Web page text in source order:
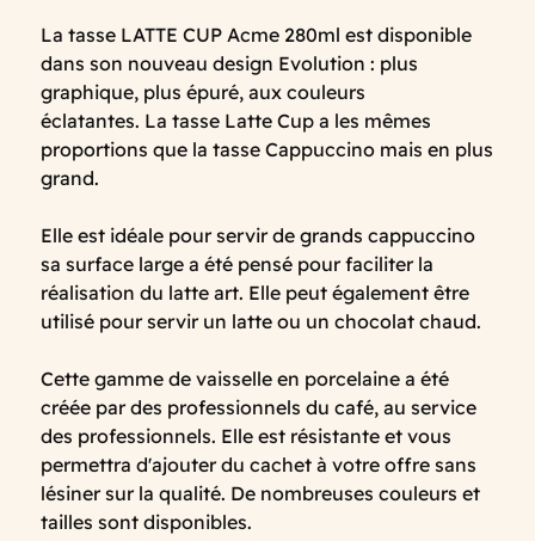
La tasse LATTE CUP Acme 280ml est disponible
dans son nouveau design Evolution : plus
graphique, plus épuré, aux couleurs
éclatantes. La tasse Latte Cup a les mêmes
proportions que la tasse Cappuccino mais en plus
grand.
Elle est idéale pour servir de grands cappuccino
sa surface large a été pensé pour faciliter la
réalisation du latte art. Elle peut également être
utilisé pour servir un latte ou un chocolat chaud.
Cette gamme de vaisselle en porcelaine a été
créée par des professionnels du café, au service
des professionnels. Elle est résistante et vous
permettra d'ajouter du cachet à votre offre sans
lésiner sur la qualité. De nombreuses couleurs et
tailles sont disponibles.